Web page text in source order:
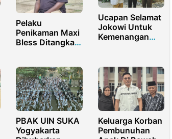
Pelaku
Penikaman Maxi
Bless Ditangkap,
Ucapan Selamat
Jokowi Untuk
Kemenangan
Menang Dengan
Suara Mutlak
PBAK UIN SUKA
Yogyakarta
Keluarga Korban
Pembunuhan